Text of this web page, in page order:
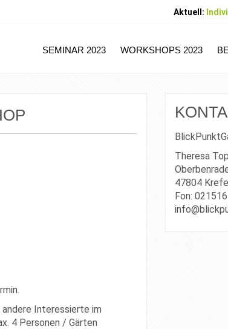
Aktuell:
SEMINAR 2023 WORKSHOPS 2023
andere Interessierte im
4 Personen / Gärten
Theresa
47804
Fon: